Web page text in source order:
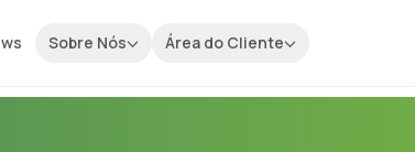
Sobre Nós Área do Cliente